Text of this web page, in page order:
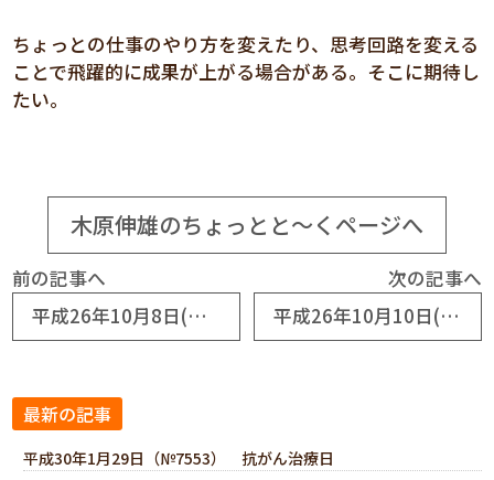
ちょっとの仕事のやり方を変えたり、思考回路を変える
ことで飛躍的に成果が上がる場合がある。そこに期待し
たい。
木原伸雄のちょっとと～くページへ
前の記事へ
平成26年10月8日(No6502) 健康寿命
次の記事へ
平成26年10月10日(No6504) １９号台風
最新の記事
平成30年1月29日（№7553） 抗がん治療日